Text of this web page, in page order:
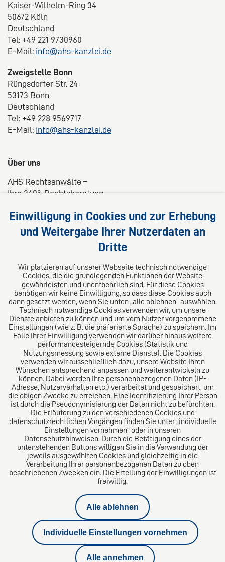
Kaiser-Wilhelm-Ring 34
50672 Köln
Deutschland
Tel: +49 221 9730960
E-Mail: info@ahs-kanzlei.de
Zweigstelle Bonn
Rüngsdorfer Str. 24
53173 Bonn
Deutschland
Tel: +49 228 9569717
E-Mail: info@ahs-kanzlei.de
Über uns
AHS Rechtsanwälte –
Ihre 360°-Rechtsberatung
praxisnahe Lösungen für Ihre Rechtsfragen.
Das europäische Kanzlei-Netzwerk
Impressum
Datenschutz
Geschäftsführerhaftung Insolvenzverschleppung
Einwilligung in Cookies und zur Erhebung
und Weitergabe Ihrer Nutzerdaten an
Dritte
Wir platzieren auf unserer Webseite technisch notwendige
Cookies, die die grundlegenden Funktionen der Website
gewährleisten und unentbehrlich sind. Für diese Cookies
benötigen wir keine Einwilligung, so dass diese Cookies auch
dann gesetzt werden, wenn Sie unten „alle ablehnen“ auswählen.
Technisch notwendige Cookies verwenden wir, um unsere
Dienste anbieten zu können und um vom Nutzer vorgenommene
Einstellungen (wie z. B. die präferierte Sprache) zu speichern. Im
Falle Ihrer Einwilligung verwenden wir darüber hinaus weitere
performancesteigernde Cookies (Statistik und
Nutzungsmessung sowie externe Dienste). Die Cookies
verwenden wir ausschließlich dazu, unsere Website Ihren
Wünschen entsprechend anpassen und weiterentwickeln zu
können. Dabei werden Ihre personenbezogenen Daten (IP-
Adresse, Nutzerverhalten etc.) verarbeitet und gespeichert, um
die obigen Zwecke zu erreichen. Eine Identifizierung Ihrer Person
ist durch die Pseudonymisierung der Daten nicht zu befürchten.
Die Erläuterung zu den verschiedenen Cookies und
datenschutzrechtlichen Vorgängen finden Sie unter „individuelle
Einstellungen vornehmen“ oder in unseren
Datenschutzhinweisen. Durch die Betätigung eines der
untenstehenden Buttons willigen Sie in die Verwendung der
jeweils ausgewählten Cookies und gleichzeitig in die
Verarbeitung Ihrer personenbezogenen Daten zu oben
beschriebenen Zwecken ein. Die Erteilung der Einwilligungen ist
freiwillig.
Alle ablehnen
Individuelle Einstellungen vornehmen
Alle annehmen